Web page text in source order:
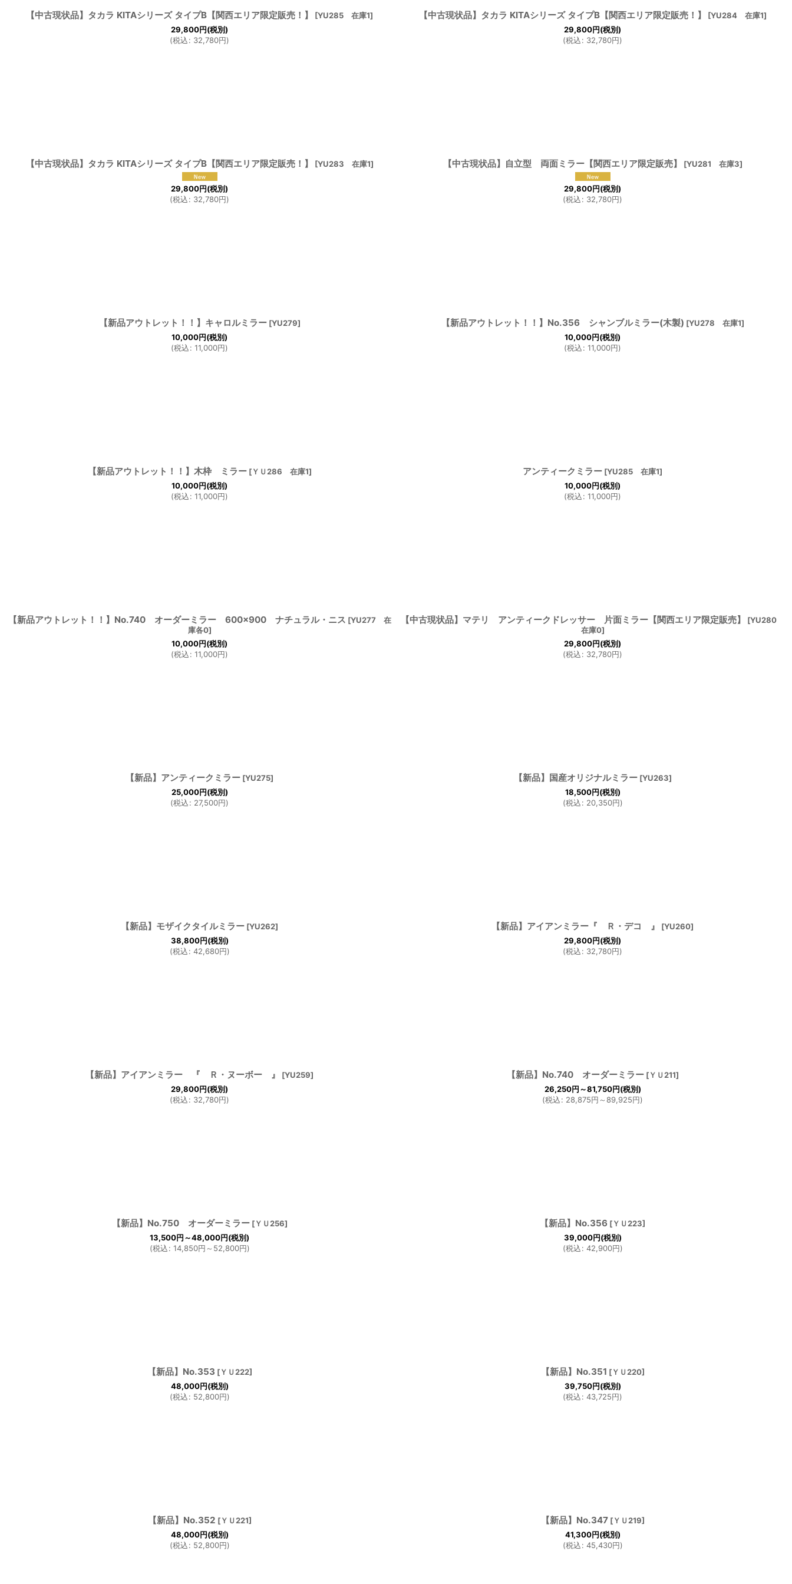
【中古現状品】タカラ KITAシリーズ タイプB【関西エリア限定販売！】 [YU285 在庫1]
29,800円(税別)
(税込: 32,780円)
【中古現状品】タカラ KITAシリーズ タイプB【関西エリア限定販売！】 [YU284 在庫1]
29,800円(税別)
(税込: 32,780円)
【中古現状品】タカラ KITAシリーズ タイプB【関西エリア限定販売！】 [YU283 在庫1]
29,800円(税別)
(税込: 32,780円)
【中古現状品】自立型 両面ミラー【関西エリア限定販売】 [YU281 在庫3]
29,800円(税別)
(税込: 32,780円)
【新品アウトレット！！】キャロルミラー [YU279]
10,000円(税別)
(税込: 11,000円)
【新品アウトレット！！】No.356 シャンブルミラー(木製) [YU278 在庫1]
10,000円(税別)
(税込: 11,000円)
【新品アウトレット！！】木枠 ミラー [ＹＵ286 在庫1]
10,000円(税別)
(税込: 11,000円)
アンティークミラー [YU285 在庫1]
10,000円(税別)
(税込: 11,000円)
【新品アウトレット！！】No.740 オーダーミラー 600×900 ナチュラル・ニス [YU277 在
庫各0]
10,000円(税別)
(税込: 11,000円)
【中古現状品】マテリ アンティークドレッサー 片面ミラー【関西エリア限定販売】 [YU280
在庫0]
29,800円(税別)
(税込: 32,780円)
【新品】アンティークミラー [YU275]
25,000円(税別)
(税込: 27,500円)
【新品】国産オリジナルミラー [YU263]
18,500円(税別)
(税込: 20,350円)
【新品】モザイクタイルミラー [YU262]
38,800円(税別)
(税込: 42,680円)
【新品】アイアンミラー『 Ｒ・デコ 』 [YU260]
29,800円(税別)
(税込: 32,780円)
【新品】アイアンミラー 『 Ｒ・ヌーボー 』 [YU259]
29,800円(税別)
(税込: 32,780円)
【新品】No.740 オーダーミラー [ＹＵ211]
26,250円～81,750円(税別)
(税込: 28,875円 ～89,925円)
【新品】No.750 オーダーミラー [ＹＵ256]
13,500円～48,000円(税別)
(税込: 14,850円 ～52,800円)
【新品】No.356 [ＹＵ223]
39,000円(税別)
(税込: 42,900円)
【新品】No.353 [ＹＵ222]
48,000円(税別)
(税込: 52,800円)
【新品】No.351 [ＹＵ220]
39,750円(税別)
(税込: 43,725円)
【新品】No.352 [ＹＵ221]
48,000円(税別)
(税込: 52,800円)
【新品】No.347 [ＹＵ219]
41,300円(税別)
(税込: 45,430円)